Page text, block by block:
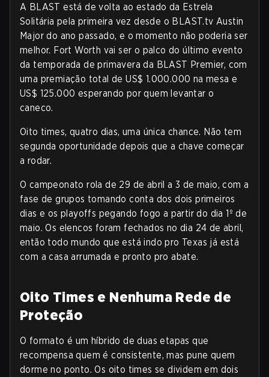
A BLAST está de volta ao estado da Estrela
Solitária pela primeira vez desde o BLAST.tv Austin
Major do ano passado, e o momento não poderia ser
melhor. Fort Worth vai ser o palco do último evento
da temporada de primavera da BLAST Premier, com
uma premiação total de US$ 1.000.000 na mesa e
US$ 125.000 esperando por quem levantar o
caneco.
Oito times, quatro dias, uma única chance. Não tem
segunda oportunidade depois que a chave começar
a rodar.
O campeonato rola de 29 de abril a 3 de maio, com a
fase de grupos tomando conta dos dois primeiros
dias e os playoffs pegando fogo a partir do dia 1º de
maio. Os elencos foram fechados no dia 24 de abril,
então todo mundo que está indo pro Texas já está
com a casa arrumada e pronto pro abate.
Oito Times e Nenhuma Rede de
Proteção
O formato é um híbrido de duas etapas que
recompensa quem é consistente, mas pune quem
dorme no ponto. Os oito times se dividem em dois